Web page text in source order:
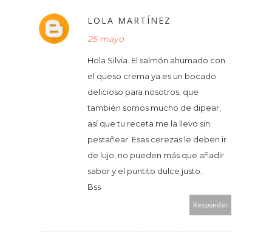
LOLA MARTÍNEZ
25 mayo
Hola Silvia. El salmón ahumado con
el queso crema ya es un bocado
delicioso para nosotros, que
también somos mucho de dipear,
así que tu receta me la llevo sin
pestañear. Esas cerezas le deben ir
de lujo, no pueden más que añadir
sabor y el puntito dulce justo.
Bss
Responder